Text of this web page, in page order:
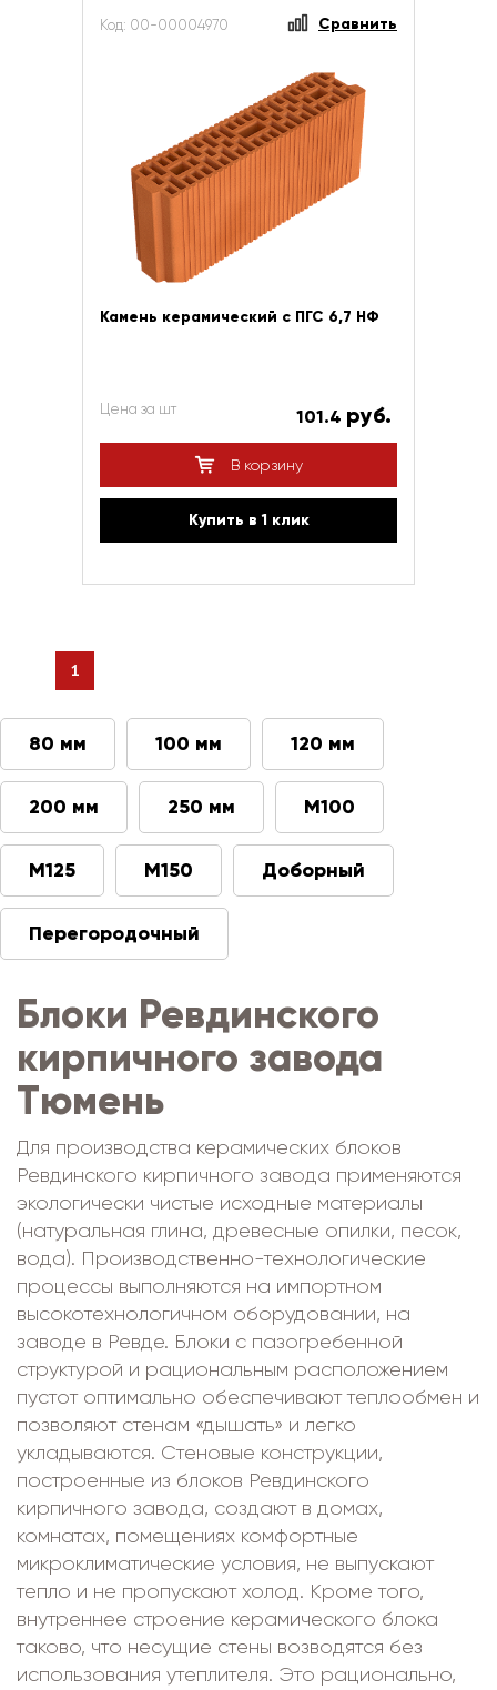
Код: 00-00004970 Сравнить
Камень керамический с ПГС 6,7 НФ
Цена за шт 101.4 руб.
В корзину
Купить в 1 клик
1
80 мм 100 мм 120 мм
200 мм 250 мм М100
М125 М150 Доборный
Перегородочный
Блоки Ревдинского
кирпичного завода
Тюмень
Для производства керамических блоков
Ревдинского кирпичного завода применяются
экологически чистые исходные материалы
(натуральная глина, древесные опилки, песок,
вода). Производственно-технологические
процессы выполняются на импортном
высокотехнологичном оборудовании, на
заводе в Ревде. Блоки с пазогребенной
структурой и рациональным расположением
пустот оптимально обеспечивают теплообмен и
позволяют стенам «дышать» и легко
укладываются. Стеновые конструкции,
построенные из блоков Ревдинского
кирпичного завода, создают в домах,
комнатах, помещениях комфортные
микроклиматические условия, не выпускают
тепло и не пропускают холод. Кроме того,
внутреннее строение керамического блока
таково, что несущие стены возводятся без
использования утеплителя. Это рационально,